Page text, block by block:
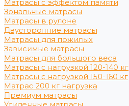
Матрасы с эффектом памяти
Зональные матрасы
Матрасы в рулоне
Двусторонние матрасы
Матрасы для пожилых
Зависимые матрасы
Матрасы для большого веса
Матрасы с нагрузкой 120-140 кг
Матрасы с нагрузкой 150-160 кг
Матрас 200 кг нагрузка
Премиум матрасы